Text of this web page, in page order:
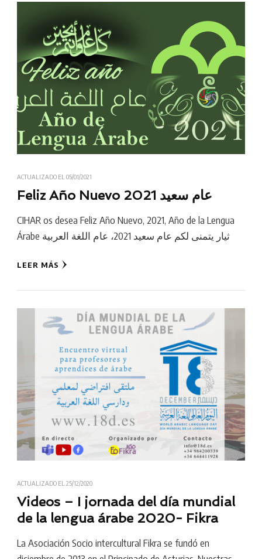
ACTUALIZADO EL 05/01/2021
Feliz Año Nuevo 2021 عام سعيد
CIHAR os desea Feliz Año Nuevo, 2021, Año de la Lengua
Árabe ثيار يتمنى لكم عام سعيد 2021، عام اللغة العربية
LEER MÁS
ACTUALIZADO EL 25/12/2020
Videos – I jornada del día mundial
de la lengua árabe 2020- Fikra
La Asociación Socio intercultural Fikra se fundó en